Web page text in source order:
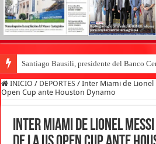
Santiago Bausili, presidente del Banco
INICIO / DEPORTES / Inter Miami de Lionel
Open Cup ante Houston Dynamo
Inter Miami de Lionel